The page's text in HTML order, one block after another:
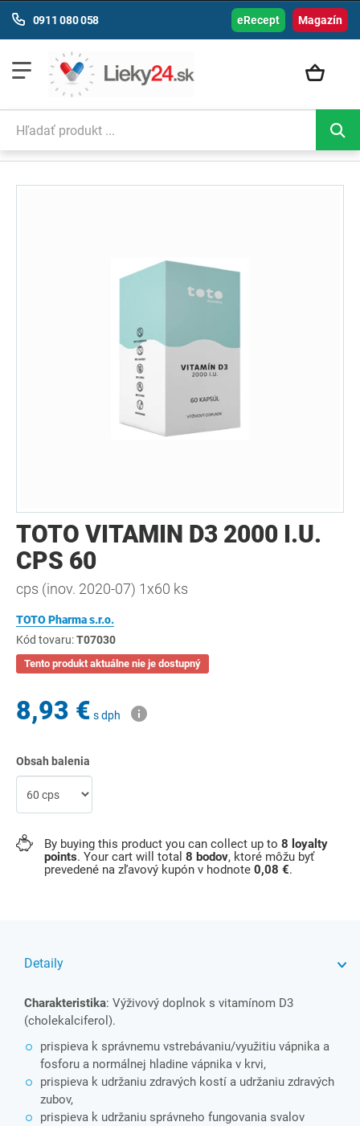
Magazín
0911 080 058 eRecept
TOTO VITAMIN D3 2000 I.U.
CPS 60
cps (inov. 2020-07) 1x60 ks
TOTO Pharma s.r.o.
Kód tovaru:T07030
Tento produkt aktuálne nie je dostupný
8,93 € s dph
Obsah balenia
By buying this product you can collect up to 8 loyalty
points. Your cart will total 8 bodov, ktoré môžu byť
prevedené na zľavový kupón v hodnote 0,08 €.
Detaily
Charakteristika: Výživový doplnok s vitamínom D3
(cholekalciferol).
prispieva k správnemu vstrebávaniu/využitiu vápnika a
fosforu a normálnej hladine vápnika v krvi,
prispieva k udržaniu zdravých kostí a udržaniu zdravých
zubov,
prispieva k udržaniu správneho fungovania svalov